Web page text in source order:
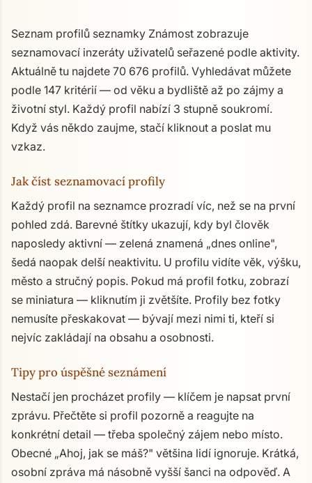
Seznam profilů seznamky Známost zobrazuje
seznamovací inzeráty uživatelů seřazené podle aktivity.
Aktuálně tu najdete 70 676 profilů. Vyhledávat můžete
podle 147 kritérií — od věku a bydliště až po zájmy a
životní styl. Každý profil nabízí 3 stupně soukromí.
Když vás někdo zaujme, stačí kliknout a poslat mu
vzkaz.
Jak číst seznamovací profily
Každý profil na seznamce prozradí víc, než se na první
pohled zdá. Barevné štítky ukazují, kdy byl člověk
naposledy aktivní — zelená znamená „dnes online",
šedá naopak delší neaktivitu. U profilu vidíte věk, výšku,
město a stručný popis. Pokud má profil fotku, zobrazí
se miniatura — kliknutím ji zvětšíte. Profily bez fotky
nemusíte přeskakovat — bývají mezi nimi ti, kteří si
nejvíc zakládají na obsahu a osobnosti.
Tipy pro úspěšné seznámení
Nestačí jen procházet profily — klíčem je napsat první
zprávu. Přečtěte si profil pozorně a reagujte na
konkrétní detail — třeba společný zájem nebo místo.
Obecné „Ahoj, jak se máš?" většina lidí ignoruje. Krátká,
osobní zpráva má násobně vyšší šanci na odpověď. A